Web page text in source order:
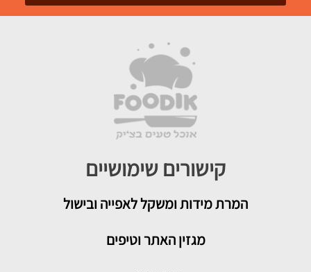
קישורים שימושיים
המרת מידות ומשקל לאפייה ובישול
מגזין האתר וטיפים